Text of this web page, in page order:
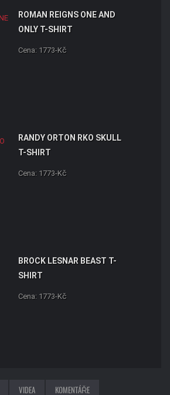
ROMAN REIGNS ONE AND
ONLY T-SHIRT
Cena: 1773-Kč
RANDY ORTON RKO SKULL
T-SHIRT
Cena: 1773-Kč
BROCK LESNAR BEAST T-
SHIRT
Cena: 1773-Kč
VIDEA KOMENTÁŘE